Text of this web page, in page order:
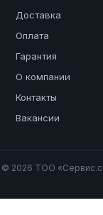
Доставка
Оплата
Гарантия
О компании
Контакты
Вакансии
© 2026 ТОО